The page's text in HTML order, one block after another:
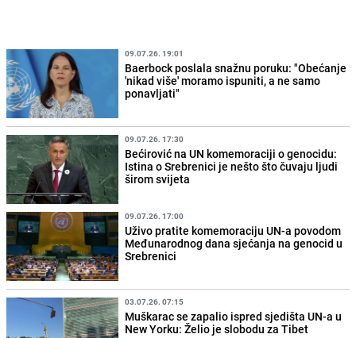
09.07.26. 19:01
Baerbock poslala snažnu poruku: "Obećanje
'nikad više' moramo ispuniti, a ne samo
ponavljati"
09.07.26. 17:30
Bećirović na UN komemoraciji o genocidu:
Istina o Srebrenici je nešto što čuvaju ljudi
širom svijeta
09.07.26. 17:00
Uživo pratite komemoraciju UN-a povodom
Međunarodnog dana sjećanja na genocid u
Srebrenici
03.07.26. 07:15
Muškarac se zapalio ispred sjedišta UN-a u
New Yorku: Želio je slobodu za Tibet